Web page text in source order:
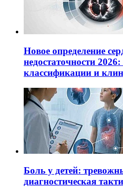
Новое определение
недостаточности
классификации и
Боль у детей:
диагностическая